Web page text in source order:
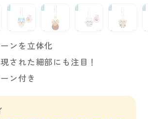
ンを立体化
された細部にも注目！
ン付き